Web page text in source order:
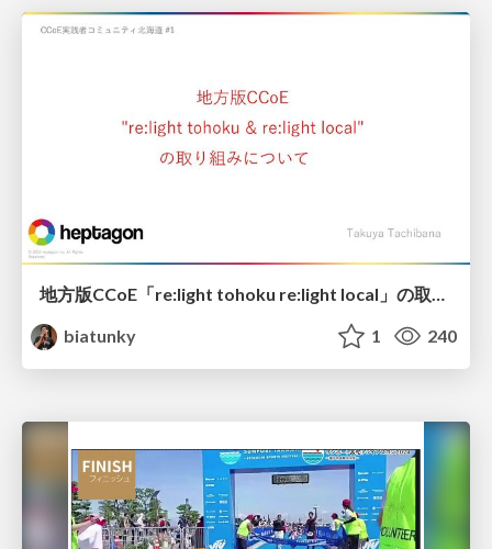
地方版CCoE「re:light tohoku re:light local」の取り組みについて / inaka_ccoe
biatunky
1 240